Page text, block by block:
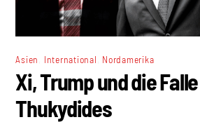
Asien International Nordamerika
Xi, Trump und die
Thukydides